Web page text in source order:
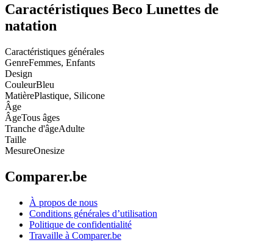
Caractéristiques Beco Lunettes de
natation
Caractéristiques générales
GenreFemmes, Enfants
Design
CouleurBleu
MatièrePlastique, Silicone
Âge
ÂgeTous âges
Tranche d'âgeAdulte
Taille
MesureOnesize
Comparer.be
À propos de nous
Conditions générales d’utilisation
Politique de confidentialité
Travaille à Comparer.be